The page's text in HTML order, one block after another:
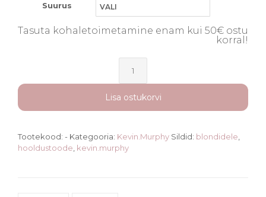
Suurus
Tasuta kohaletoimetamine enam kui 50€ ostu
korral!
kogus
Lisa ostukorvi
Tootekood: - Kategooria: Kevin.Murphy Sildid: blondidele,
hooldustoode, kevin.murphy